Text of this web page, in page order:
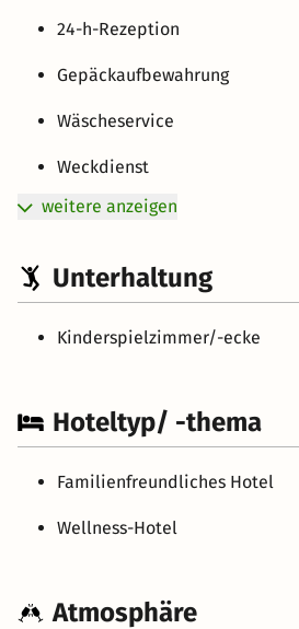
24-h-Rezeption
Gepäckaufbewahrung
Wäscheservice
Weckdienst
weitere anzeigen
Unterhaltung
Kinderspielzimmer/-ecke
Hoteltyp/ -thema
Familienfreundliches Hotel
Wellness-Hotel
Atmosphäre